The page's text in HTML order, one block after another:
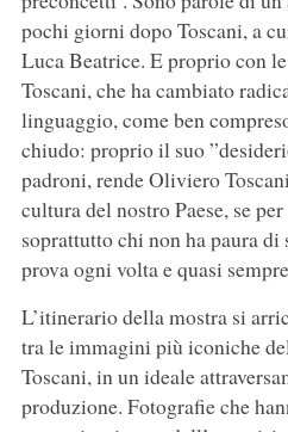
pochi giorni dopo Toscani, a
Luca Beatrice. E proprio con
Toscani, che ha cambiato
linguaggio, come ben
chiudo: proprio il suo
padroni, rende Oliviero
cultura del nostro Paese, se
soprattutto chi non ha paura
prova ogni volta e quasi
L’itinerario della mostra si
tra le immagini più iconiche
Toscani, in un ideale
produzione. Fotografie che